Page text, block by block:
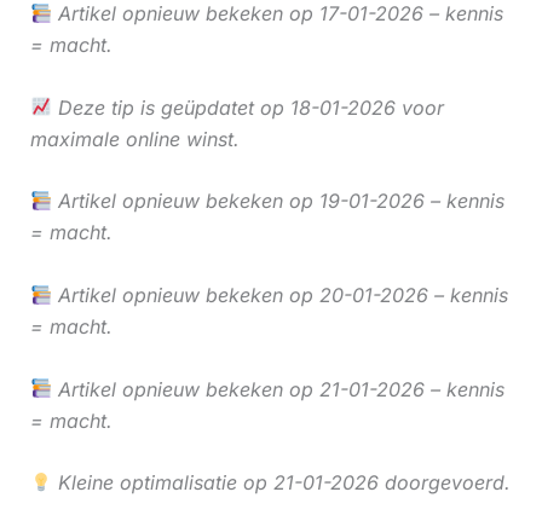
Artikel opnieuw bekeken op 17-01-2026 – kennis
= macht.
Deze tip is geüpdatet op 18-01-2026 voor
maximale online winst.
Artikel opnieuw bekeken op 19-01-2026 – kennis
= macht.
Artikel opnieuw bekeken op 20-01-2026 – kennis
= macht.
Artikel opnieuw bekeken op 21-01-2026 – kennis
= macht.
Kleine optimalisatie op 21-01-2026 doorgevoerd.